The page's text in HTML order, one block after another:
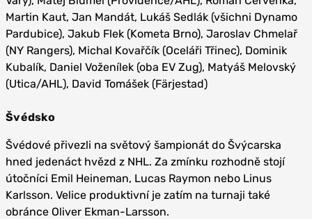
Martin Kaut, Jan Mandát, Lukáš Sedlák (všichni Dynamo
Pardubice), Jakub Flek (Kometa Brno), Jaroslav Chmelař
(NY Rangers), Michal Kovařčík (Oceláři Třinec), Dominik
Kubalík, Daniel Voženílek (oba EV Zug), Matyáš Melovský
(Utica/AHL), David Tomášek (Färjestad)
Švédsko
Švédové přivezli na světový šampionát do Švýcarska
hned jedenáct hvězd z NHL. Za zmínku rozhodně stojí
útočníci Emil Heineman, Lucas Raymon nebo Linus
Karlsson. Velice produktivní je zatím na turnaji také
obránce Oliver Ekman-Larsson.